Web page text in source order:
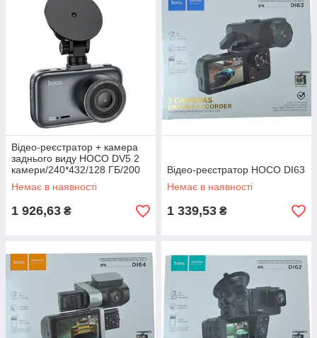
Відео-реєстратор + камера
заднього виду HOCO DV5 2
камери/240*432/128 ГБ/200
мАч/FullHD (1920x1080)
Немає в наявності
1 926,63 ₴
Відео-реєстратор HOCO DI63
Немає в наявності
1 339,53 ₴